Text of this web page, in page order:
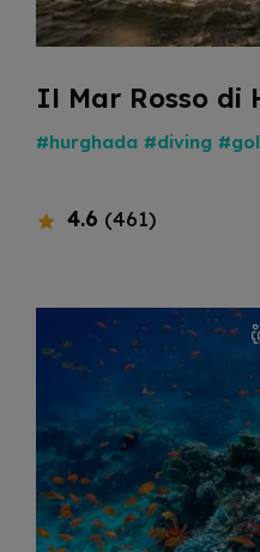
Il Mar Rosso di
#hurghada #diving
4.6 (461)